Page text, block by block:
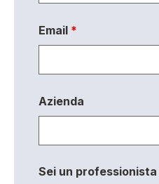
Email *
Azienda
Sei un